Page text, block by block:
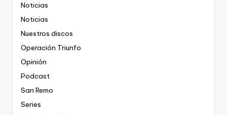
Noticias
Noticias
Nuestros discos
Operación Triunfo
Opinión
Podcast
San Remo
Series